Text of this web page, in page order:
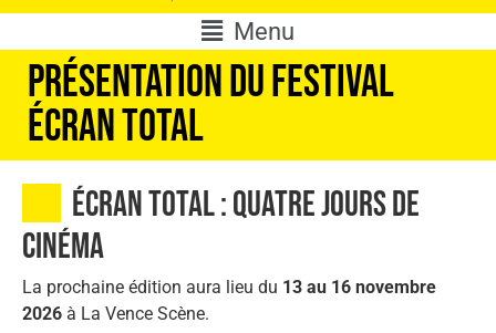
Menu
Présentation du festival
Écran Total
Écran total : Quatre jours de
cinéma
La prochaine édition aura lieu du 13 au 16 novembre
2026 à La Vence Scène.